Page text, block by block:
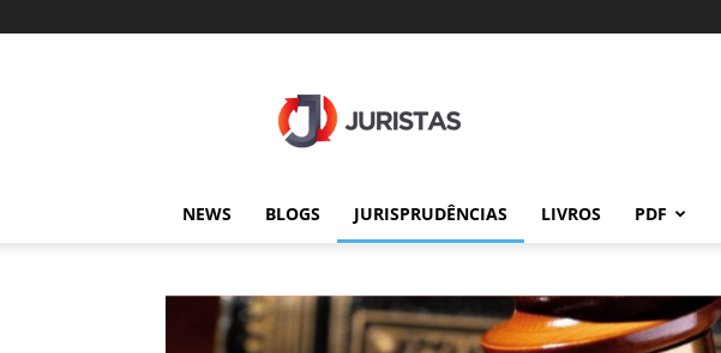
NEWS BLOGS JURISPRUDÊNCIAS LIVROS PDF